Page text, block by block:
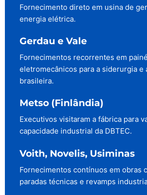
Fornecimento direto em usina de
energia elétrica.
Gerdau e Vale
Fornecimentos recorrentes em
eletromecânicos para a siderurgia e
brasileira.
Metso (Finlândia)
Executivos visitaram a fábrica para
capacidade industrial da DBTEC.
Voith, Novelis, Usiminas
Fornecimentos contínuos em obras
paradas técnicas e revamps